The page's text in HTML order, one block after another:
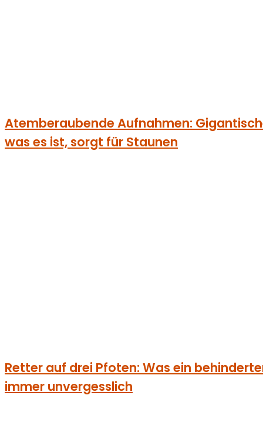
Atemberaubende Aufnahmen:
was es ist, sorgt für Staunen
Retter auf drei Pfoten: Was ein
immer unvergesslich